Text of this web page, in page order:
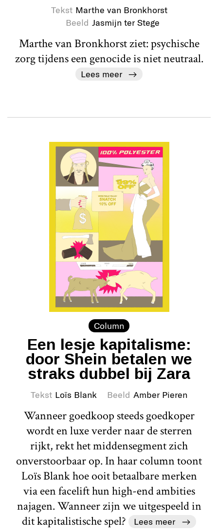
Tekst Marthe van Bronkhorst
Beeld Jasmijn ter Stege
Marthe van Bronkhorst ziet: psychische
zorg tijdens een genocide is niet neutraal.
Lees meer
Column
Een lesje kapitalisme:
door Shein betalen we
straks dubbel bij Zara
Tekst Loïs Blank Beeld Amber Pieren
Wanneer goedkoop steeds goedkoper
wordt en luxe verder naar de sterren
rijkt, rekt het middensegment zich
onverstoorbaar op. In haar column toont
Loïs Blank hoe ooit betaalbare merken
via een facelift hun high-end ambities
najagen. Wanneer zijn we uitgespeeld in
dit kapitalistische spel?
Lees meer